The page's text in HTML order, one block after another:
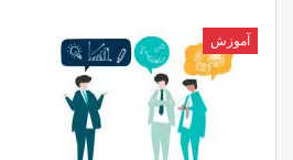
آموزش